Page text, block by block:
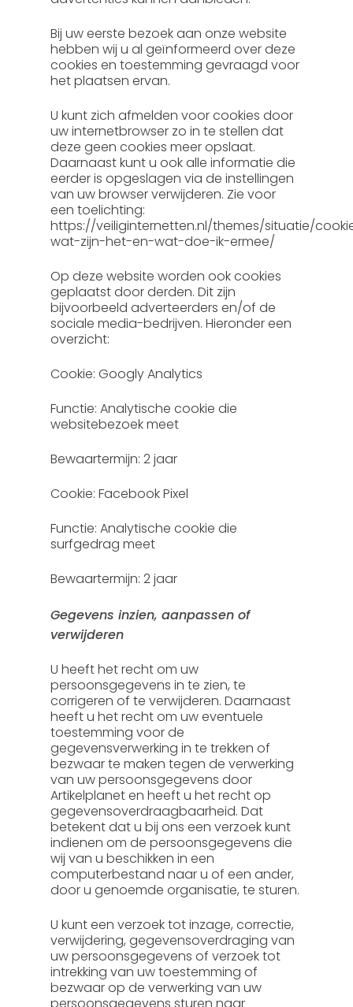
Bij uw eerste bezoek aan onze website
hebben wij u al geïnformeerd over deze
cookies en toestemming gevraagd voor
het plaatsen ervan.
U kunt zich afmelden voor cookies door
uw internetbrowser zo in te stellen dat
deze geen cookies meer opslaat.
Daarnaast kunt u ook alle informatie die
eerder is opgeslagen via de instellingen
van uw browser verwijderen. Zie voor
een toelichting:
https://veiliginternetten.nl/themes/situatie/
wat-zijn-het-en-wat-doe-ik-ermee/
Op deze website worden ook cookies
geplaatst door derden. Dit zijn
bijvoorbeeld adverteerders en/of de
sociale media-bedrijven. Hieronder een
overzicht:
Cookie: Googly Analytics
Functie: Analytische cookie die
websitebezoek meet
Bewaartermijn: 2 jaar
Cookie: Facebook Pixel
Functie: Analytische cookie die
surfgedrag meet
Bewaartermijn: 2 jaar
Gegevens inzien, aanpassen of
verwijderen
U heeft het recht om uw
persoonsgegevens in te zien, te
corrigeren of te verwijderen. Daarnaast
heeft u het recht om uw eventuele
toestemming voor de
gegevensverwerking in te trekken of
bezwaar te maken tegen de verwerking
van uw persoonsgegevens door
Artikelplanet en heeft u het recht op
gegevensoverdraagbaarheid. Dat
betekent dat u bij ons een verzoek kunt
indienen om de persoonsgegevens die
wij van u beschikken in een
computerbestand naar u of een ander,
door u genoemde organisatie, te sturen.
U kunt een verzoek tot inzage, correctie,
verwijdering, gegevensoverdraging van
uw persoonsgegevens of verzoek tot
intrekking van uw toestemming of
bezwaar op de verwerking van uw